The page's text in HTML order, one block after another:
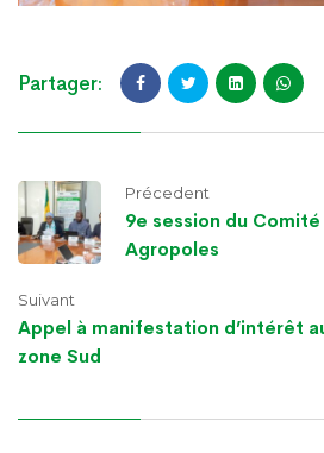
Partager:
Précedent
9e session du
Agropoles
Suivant
Appel à manifestation d’intérêt
zone Sud